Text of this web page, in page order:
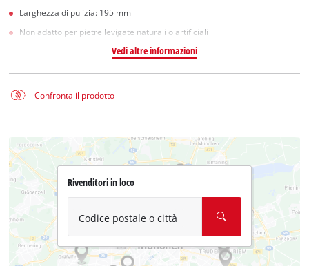
Larghezza di pulizia: 195 mm
Non adatto per pietre levigate naturali o artificiali
Vedi altre informazioni
Confronta il prodotto
Rivenditori in loco
Codice postale o città